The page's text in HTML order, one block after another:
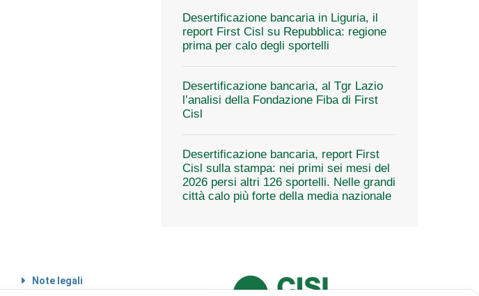
Desertificazione bancaria in Liguria, il
report First Cisl su Repubblica: regione
prima per calo degli sportelli
Desertificazione bancaria, al Tgr Lazio
l’analisi della Fondazione Fiba di First
Cisl
Desertificazione bancaria, report First
Cisl sulla stampa: nei primi sei mesi del
2026 persi altri 126 sportelli. Nelle grandi
città calo più forte della media nazionale
Note legali